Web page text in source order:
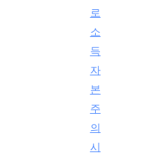
로
소
득
자
본
주
의
시